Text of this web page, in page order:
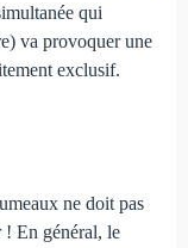
qui
va provoquer une
exclusif.
ne doit pas
! En général, le